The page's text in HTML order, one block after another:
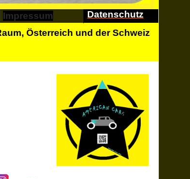
Impressum
Datenschutz
Österreich und der Schweiz